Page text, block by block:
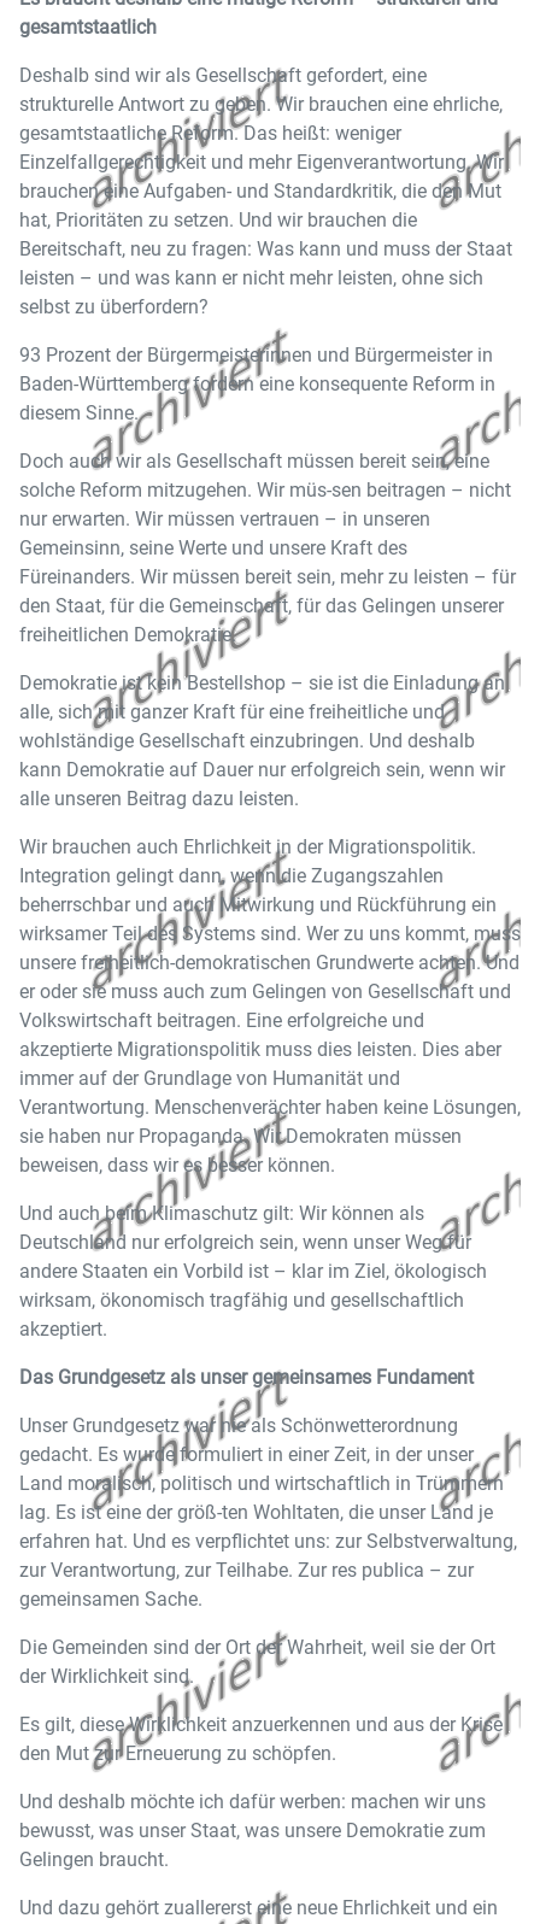
gesamtstaatlich
Deshalb sind wir als Gesellschaft gefordert, eine
strukturelle Antwort zu geben. Wir brauchen eine ehrliche,
gesamtstaatliche Reform. Das heißt: weniger
Einzelfallgerechtigkeit und mehr Eigenverantwortung. Wir
brauchen eine Aufgaben- und Standardkritik, die den Mut
hat, Prioritäten zu setzen. Und wir brauchen die
Bereitschaft, neu zu fragen: Was kann und muss der Staat
leisten – und was kann er nicht mehr leisten, ohne sich
selbst zu überfordern?
93 Prozent der Bürgermeisterinnen und Bürgermeister in
Baden-Württemberg fordern eine konsequente Reform in
diesem Sinne.
Doch auch wir als Gesellschaft müssen bereit sein, eine
solche Reform mitzugehen. Wir müs-sen beitragen – nicht
nur erwarten. Wir müssen vertrauen – in unseren
Gemeinsinn, seine Werte und unsere Kraft des
Füreinanders. Wir müssen bereit sein, mehr zu leisten – für
den Staat, für die Gemeinschaft, für das Gelingen unserer
freiheitlichen Demokratie.
Demokratie ist kein Bestellshop – sie ist die Einladung an
alle, sich mit ganzer Kraft für eine freiheitliche und
wohlständige Gesellschaft einzubringen. Und deshalb
kann Demokratie auf Dauer nur erfolgreich sein, wenn wir
alle unseren Beitrag dazu leisten.
Wir brauchen auch Ehrlichkeit in der Migrationspolitik.
Integration gelingt dann, wenn die Zugangszahlen
beherrschbar und auch Mitwirkung und Rückführung ein
wirksamer Teil des Systems sind. Wer zu uns kommt, muss
unsere freiheitlich-demokratischen Grundwerte achten. Und
er oder sie muss auch zum Gelingen von Gesellschaft und
Volkswirtschaft beitragen. Eine erfolgreiche und
akzeptierte Migrationspolitik muss dies leisten. Dies aber
immer auf der Grundlage von Humanität und
Verantwortung. Menschenverächter haben keine Lösungen,
sie haben nur Propaganda. Wir Demokraten müssen
beweisen, dass wir es besser können.
Und auch beim Klimaschutz gilt: Wir können als
Deutschland nur erfolgreich sein, wenn unser Weg für
andere Staaten ein Vorbild ist – klar im Ziel, ökologisch
wirksam, ökonomisch tragfähig und gesellschaftlich
akzeptiert.
Das Grundgesetz als unser gemeinsames Fundament
Unser Grundgesetz war nie als Schönwetterordnung
gedacht. Es wurde formuliert in einer Zeit, in der unser
Land moralisch, politisch und wirtschaftlich in Trümmern
lag. Es ist eine der größ-ten Wohltaten, die unser Land je
erfahren hat. Und es verpflichtet uns: zur Selbstverwaltung,
zur Verantwortung, zur Teilhabe. Zur res publica – zur
gemeinsamen Sache.
Die Gemeinden sind der Ort der Wahrheit, weil sie der Ort
der Wirklichkeit sind.
Es gilt, diese Wirklichkeit anzuerkennen und aus der Krise
den Mut zur Erneuerung zu schöpfen.
Und deshalb möchte ich dafür werben: machen wir uns
bewusst, was unser Staat, was unsere Demokratie zum
Gelingen braucht.
Und dazu gehört zuallererst eine neue Ehrlichkeit und ein